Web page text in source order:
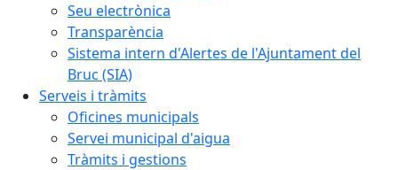
Seu electrònica
Transparència
Sistema intern d'Alertes de l'Ajuntament del
Bruc (SIA)
Serveis i tràmits
Oficines municipals
Servei municipal d'aigua
Tràmits i gestions